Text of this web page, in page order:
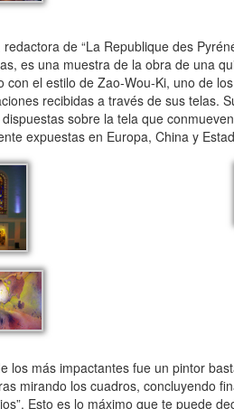
de “La Republique des
es una muestra de la obra de una
el estilo de Zao-Wou-Ki, uno de
recibidas a través de sus telas.
sobre la tela que
expuestas en Europa, China y
los más impactantes fue un pintor
mirando los cuadros, concluyendo
Esto es lo máximo que te puede